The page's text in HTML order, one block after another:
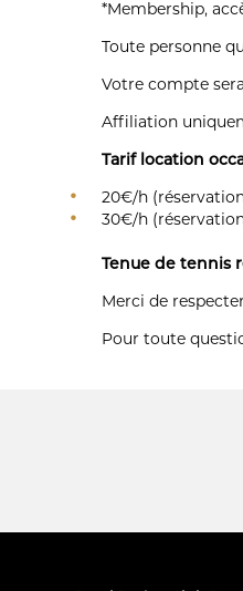
*Membership,
Toute personne
Votre compte
Affiliation
Tarif location
20€/h
30€/h
Tenue de tennis
Merci de
Pour toute